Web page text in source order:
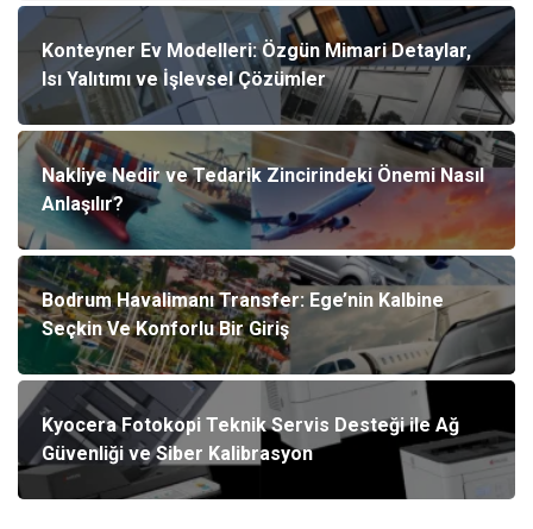
Konteyner Ev Modelleri: Özgün Mimari Detaylar,
Isı Yalıtımı ve İşlevsel Çözümler
Nakliye Nedir ve Tedarik Zincirindeki Önemi Nasıl
Anlaşılır?
Bodrum Havalimanı Transfer: Ege’nin Kalbine
Seçkin Ve Konforlu Bir Giriş
Kyocera Fotokopi Teknik Servis Desteği ile Ağ
Güvenliği ve Siber Kalibrasyon